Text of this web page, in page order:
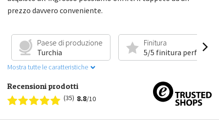
prezzo davvero conveniente.
Paese di produzione
Turchia
Finitura
5/5 finitura perfetta
Mostra tutte le caratteristiche
Recensioni prodotti
(35) 8.8/10